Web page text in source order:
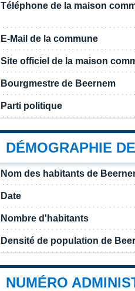
Téléphone de la maison
E-Mail de la commune
Site officiel de la maison
Bourgmestre de Beernem
Parti politique
DÉMOGRAPHIE
Nom des habitants de
Date
Nombre d'habitants
Densité de population de
NUMÉRO